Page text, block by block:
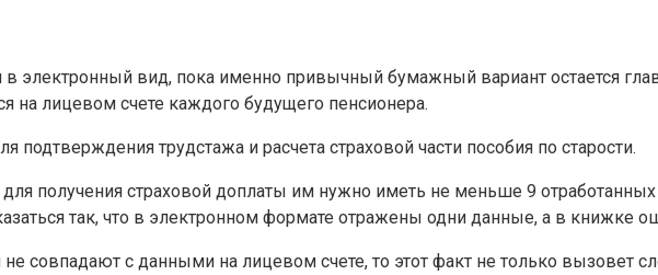
в электронный вид, пока именно привычный бумажный вариант остается
на лицевом счете каждого будущего пенсионера.
трудстажа и расчета страховой части пособия по старости.
получения страховой доплаты им нужно иметь не меньше 9 отработанных
так, что в электронном формате отражены одни данные, а в книжке
совпадают с данными на лицевом счете, то этот факт не только вызовет